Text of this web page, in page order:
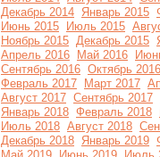
Декабрь 2014 Январь 2015
Июнь 2015 Июль 2015
Ноябрь 2015 Декабрь 2015
Апрель 2016 Май 2016
Сентябрь 2016 Октябрь 2016
Февраль 2017 Март 2017
Август 2017 Сентябрь 2017
Январь 2018 Февраль 2018
Июль 2018 Август 2018
Декабрь 2018 Январь 2019